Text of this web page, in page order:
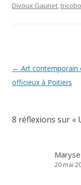
Divoux Gaunet,
Navigation
des
← Art contemporain
officieux à Poitiers
8 réflexions sur «
Maryse
20 mai